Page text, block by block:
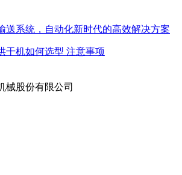
送系统，自动化新时代的高效解决方案
干机如何选型 注意事项
械股份有限公司